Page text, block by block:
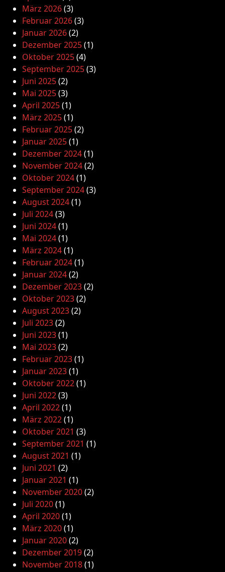
März 2026(3)
Februar 2026(3)
Januar 2026(2)
Dezember 2025(1)
Oktober 2025(4)
September 2025(3)
Juni 2025(2)
Mai 2025(3)
April 2025(1)
März 2025(1)
Februar 2025(2)
Januar 2025(1)
Dezember 2024(1)
November 2024(2)
Oktober 2024(1)
September 2024(3)
August 2024(1)
Juli 2024(3)
Juni 2024(1)
Mai 2024(1)
März 2024(1)
Februar 2024(1)
Januar 2024(2)
Dezember 2023(2)
Oktober 2023(2)
August 2023(2)
Juli 2023(2)
Juni 2023(1)
Mai 2023(2)
Februar 2023(1)
Januar 2023(1)
Oktober 2022(1)
Juni 2022(3)
April 2022(1)
März 2022(1)
Oktober 2021 (3)
September 2021 (1)
August 2021 (1)
Juni 2021 (2)
Januar 2021 (1)
November 2020(2)
Juli 2020(1)
April 2020(1)
März 2020(1)
Januar 2020(2)
Dezember 2019(2)
November 2018(1)